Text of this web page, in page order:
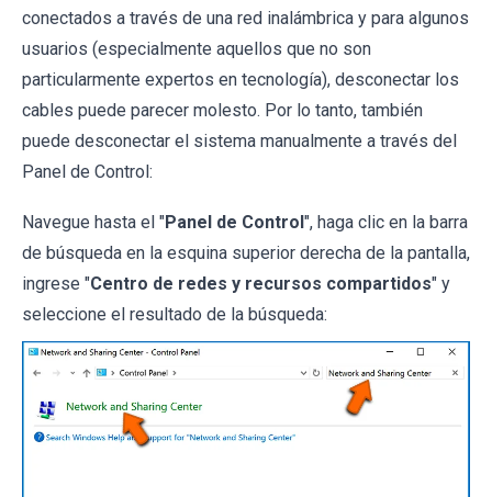
conectados a través de una red inalámbrica y para algunos
usuarios (especialmente aquellos que no son
particularmente expertos en tecnología), desconectar los
cables puede parecer molesto. Por lo tanto, también
puede desconectar el sistema manualmente a través del
Panel de Control:
Navegue hasta el "Panel de Control", haga clic en la barra
de búsqueda en la esquina superior derecha de la pantalla,
ingrese "Centro de redes y recursos compartidos" y
seleccione el resultado de la búsqueda: